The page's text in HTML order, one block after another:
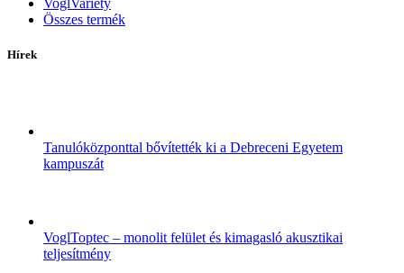
VoglVariety
Összes termék
Hírek
Tanulóközponttal bővítették ki a Debreceni Egyetem
kampuszát
VoglToptec – monolit felület és kimagasló akusztikai
teljesítmény